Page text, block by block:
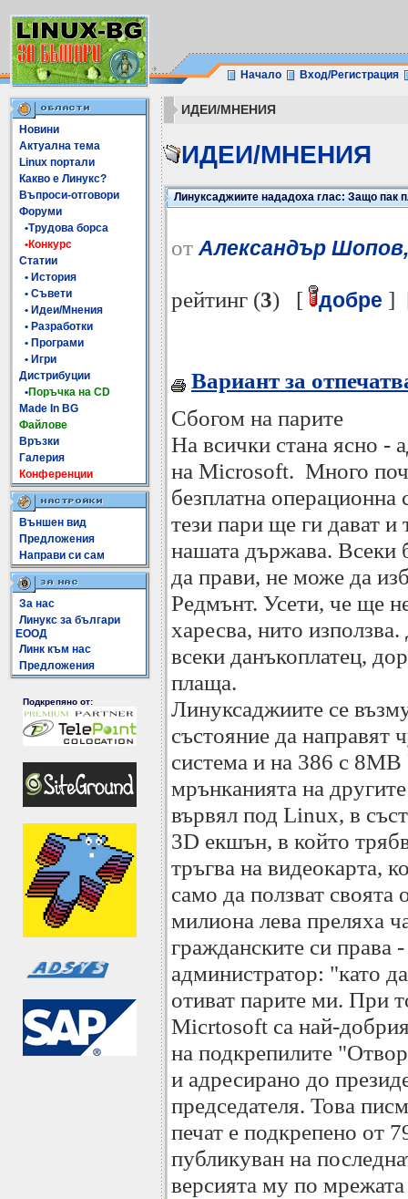
Начало Вход/Регистрация
Новини
Актуална тема
Linux портали
Какво е Линукс?
Въпроси-отговори
Форуми
•Трудова борса
•Конкурс
Статии
• История
• Съвети
• Идеи/Мнения
• Разработки
• Програми
• Игри
Дистрибуции
•Поръчка на CD
Made In BG
Файлове
Връзки
Галерия
Конференции
Външен вид
Предложения
Направи си сам
За нас
Линукс за българи
ЕООД
Линк към нас
Предложения
Подкрепяно от:
ИДЕИ/МНЕНИЯ
ИДЕИ/МНЕНИЯ
Линуксаджиите нададоха глас: Защо пак
от Александър
рейтинг (3) [ добре ]
Вариант за
Сбогом на парите
На всички стана ясно -
на Microsoft. Много
безплатна операционна
тези пари ще ги дават и
нашата държава. Всеки
да прави, не може да
Редмънт. Усети, че ще
харесва, нито
всеки данъкоплатец,
плаща.
Линуксаджиите се
състояние да направят
система и на 386 с
мрънканията на
вървял под Linux, в
3D екшън, в който
тръгва на видеокарта,
само да ползват своята
милиона лева преляха
гражданските си
администратор: "като
отиват парите ми. При
Micrtosoft са най-
на подкрепилите
и адресирано до
председателя. Това
печат е подкрепено от
публикуван на
версията му по